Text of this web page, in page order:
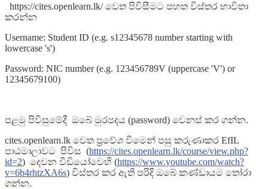
https://cites.openlearn.lk/ වෙත පිවිසීමට පහත විස්තර භාවිතා
කරන්න
Username: Student ID (e.g. s12345678 number starting with
lowercase 's')
Password: NIC number (e.g. 123456789V (uppercase 'V') or
12345679100)
පළමු පිවිසුමේදී ඔබේ මුරපදය (password) වෙනස් කර ගන්න.
cites.openlearn.lk වෙත ප්‍රවේශ වීමෙන් පසු කරුණාකර EfIL
පාඨමාලාවට පිවිස (https://cites.openlearn.lk/course/view.php?
id=2) දෙවන වීඩියෝවෙහි (https://www.youtube.com/watch?
v=6b4rhtzXA6s) විස්තර කර ඇති පරිදි ඔබේ කණ්ඩායම තෝරා
ගන්න.